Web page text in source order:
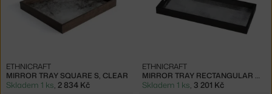
MIRROR TRAY SQUARE S, CLEAR
ETHNICRAFT
Skladem 1 ks, 2 834 Kč
MIRROR TRAY RECTANGULAR M, FROST
ETHNICRAFT
Skladem 1 ks, 3 201 Kč